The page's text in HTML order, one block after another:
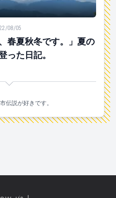
夏秋冬です。」夏の高尾山に登
08/05
春夏秋冬です。」夏の
った日記。
伝説が好きです。